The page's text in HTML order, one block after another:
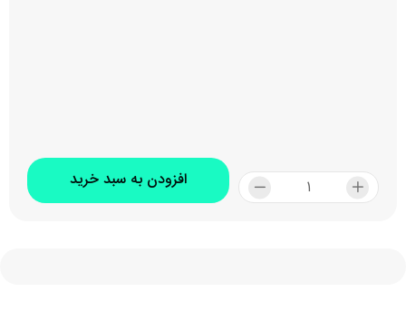
افزودن به سبد خرید